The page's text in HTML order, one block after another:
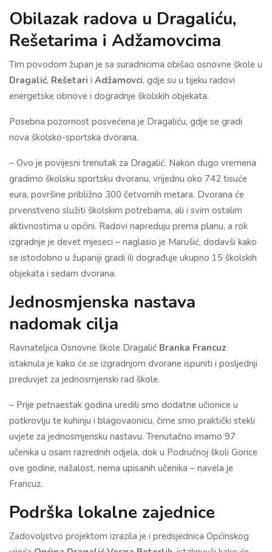
Obilazak radova u Dragaliću,
Rešetarima i Adžamovcima
Tim povodom župan je sa suradnicima obišao osnovne škole u
Dragalić, Rešetari i Adžamovci, gdje su u tijeku radovi
energetske obnove i dogradnje školskih objekata.
Posebna pozornost posvećena je Dragaliću, gdje se gradi
nova školsko-sportska dvorana.
– Ovo je povijesni trenutak za Dragalić. Nakon dugo vremena
gradimo školsku sportsku dvoranu, vrijednu oko 742 tisuće
eura, površine približno 300 četvornih metara. Dvorana će
prvenstveno služiti školskim potrebama, ali i svim ostalim
aktivnostima u općini. Radovi napreduju prema planu, a rok
izgradnje je devet mjeseci – naglasio je Marušić, dodavši kako
se istodobno u županiji gradi ili dograđuje ukupno 15 školskih
objekata i sedam dvorana.
Jednosmjenska nastava
nadomak cilja
Ravnateljica Osnovne škole Dragalić Branka Francuz
istaknula je kako će se izgradnjom dvorane ispuniti i posljednji
preduvjet za jednosmjenski rad škole.
– Prije petnaestak godina uredili smo dodatne učionice u
potkrovlju te kuhinju i blagovaonicu, čime smo praktički stekli
uvjete za jednosmjensku nastavu. Trenutačno imamo 97
učenika u osam razrednih odjela, dok u Područnoj školi Gorice
ove godine, nažalost, nema upisanih učenika – navela je
Francuz.
Podrška lokalne zajednice
Zadovoljstvo projektom izrazila je i predsjednica Općinskog